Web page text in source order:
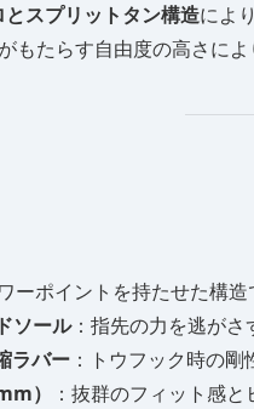
スプリットタン構造によ
もたらす自由度の高さによ
ーポイントを持たせた構
ソール：指先の力を逃がさ
ラバー ：トウフック時の
）
：抜群のフィット感